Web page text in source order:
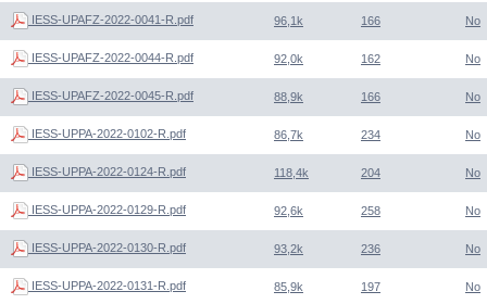
IESS-UPAFZ-2022-0041-R.pdf 96,1k 166 No
IESS-UPAFZ-2022-0044-R.pdf 92,0k 162 No
IESS-UPAFZ-2022-0045-R.pdf 88,9k 166 No
IESS-UPPA-2022-0102-R.pdf 86,7k 234 No
IESS-UPPA-2022-0124-R.pdf 118,4k 204 No
IESS-UPPA-2022-0129-R.pdf 92,6k 258 No
IESS-UPPA-2022-0130-R.pdf 93,2k 236 No
IESS-UPPA-2022-0131-R.pdf 85,9k 197 No